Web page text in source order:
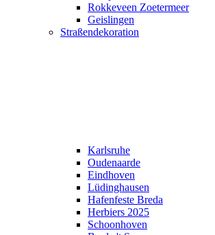
Rokkeveen Zoetermeer
Geislingen
Straßendekoration
Karlsruhe
Oudenaarde
Eindhoven
Lüdinghausen
Hafenfeste Breda
Herbiers 2025
Schoonhoven